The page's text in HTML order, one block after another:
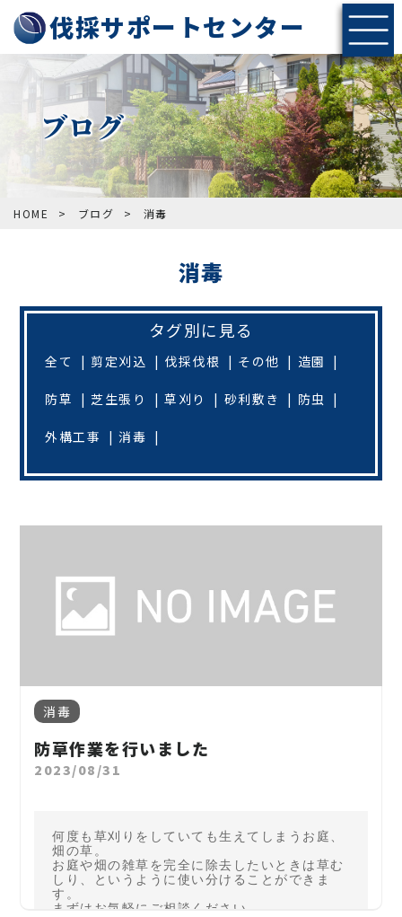
伐採サポートセンター
ブログ
HOME > ブログ > 消毒
消毒
タグ別に見る
全て 剪定刈込 伐採伐根 その他 造園
防草 芝生張り 草刈り 砂利敷き 防虫
外構工事 消毒
消毒
防草作業を行いました
2023/08/31
何度も草刈りをしていても生えてしまうお庭、
畑の草。
お庭や畑の雑草を完全に除去したいときは草む
しり、というように使い分けることができま
す。
まずはお気軽にご相談ください